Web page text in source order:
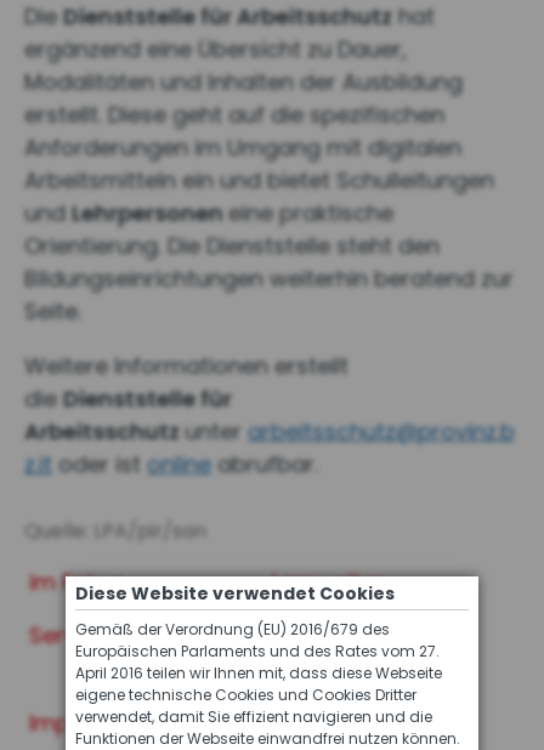
DieDienststelle für Arbeitsschutz hat
ergänzend eine Übersicht zu Dauer,
Modalitäten und Inhalten der Ausbildung
erstellt. Diese geht auf die spezifischen
Anforderungen im Umgang mit digitalen
Arbeitsmitteln ein und bietet Schulleitungen
undLehrpersoneneine praktische
Orientierung. Die Dienststelle steht den
Bildungseinrichtungen weiterhin beratend zur
Seite.
Weitere Informationen ersteilt
dieDienststelle für
Arbeitsschutzunter arbeitsschutz@provinz.b
z.it oder ist onlineabrufbar.
Quelle: LPA/pir/san
im Fokus
Lernwelten
Service
Archiv der INFO
Ausgaben
Impressum
Diese Website verwendet Cookies
Gemäß der Verordnung (EU) 2016/679 des
Europäischen Parlaments und des Rates vom 27.
April 2016 teilen wir Ihnen mit, dass diese Webseite
eigene technische Cookies und Cookies Dritter
verwendet, damit Sie effizient navigieren und die
Funktionen der Webseite einwandfrei nutzen können.